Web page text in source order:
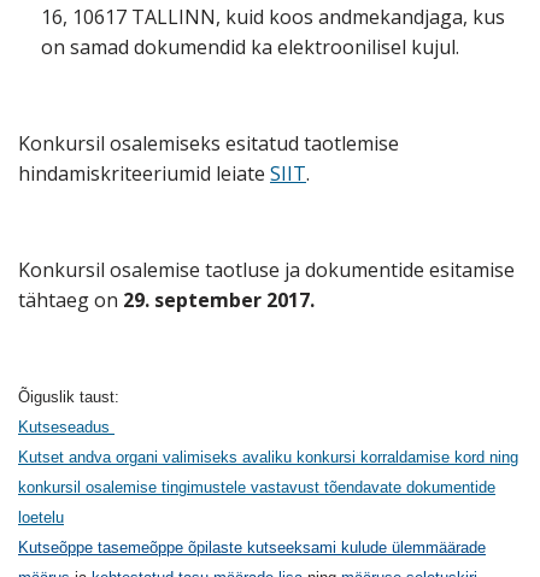
16, 10617 TALLINN, kuid koos andmekandjaga, kus
on samad dokumendid ka elektroonilisel kujul.
Konkursil osalemiseks esitatud taotlemise
hindamiskriteeriumid leiate SIIT.
Konkursil osalemise taotluse ja dokumentide esitamise
tähtaeg on 29. september 2017.
Õiguslik taust:
Kutseseadus
Kutset andva organi valimiseks avaliku konkursi korraldamise kord ning
konkursil osalemise tingimustele vastavust tõendavate dokumentide
loetelu
Kutseõppe tasemeõppe õpilaste kutseeksami kulude ülemmäärade